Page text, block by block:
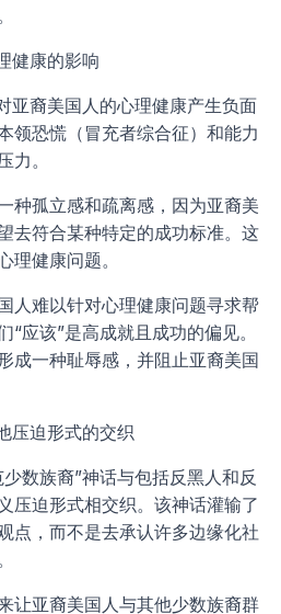
健康的影响
亚裔美国人的心理健康产生负面
领恐慌（冒充者综合征）和能力
力。
种孤立感和疏离感，因为亚裔美
去符合某种特定的成功标准。这
理健康问题。
人难以针对心理健康问题寻求帮
应该”是高成就且成功的偏见。
成一种耻辱感，并阻止亚裔美国
压迫形式的交织
数族裔”神话与包括反黑人和反
压迫形式相交织。该神话灌输了
点，而不是去承认许多边缘化社
让亚裔美国人与其他少数族裔群